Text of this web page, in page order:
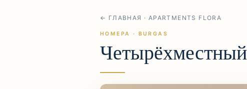
← ГЛАВНАЯ · APARTMENTS FLORA
НОМЕРА · BURGAS